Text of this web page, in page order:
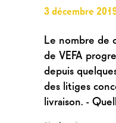
3 décembre
Le nombre de
de VEFA
depuis
des litiges
livraison. -